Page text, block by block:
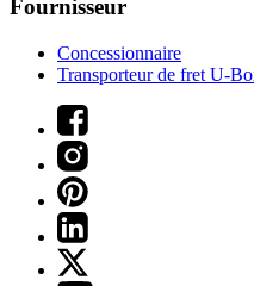
Fournisseur
Concessionnaire
Transporteur de fret U-